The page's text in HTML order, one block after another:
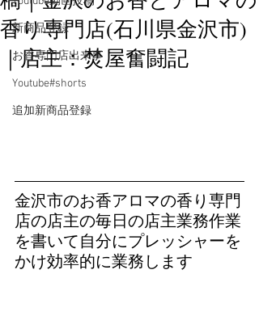
新商品登録
お香専門店出来事
Youtube#shorts
追加新商品登録
香り専門店(石川県金沢市)
｜店主：焚屋奮闘記
金沢市のお香アロマの香り専門
店の店主の毎日の店主業務作業
を書いて自分にプレッシャーを
かけ効率的に業務します